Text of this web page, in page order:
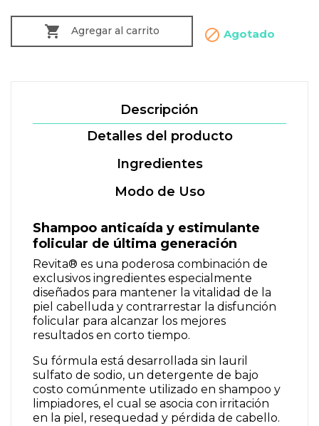
 Agregar al carrito  Agotado
Descripción
Detalles del producto
Ingredientes
Modo de Uso
Shampoo anticaída y estimulante
folicular de última generación
Revita® es una poderosa combinación de
exclusivos ingredientes especialmente
diseñados para mantener la vitalidad de la
piel cabelluda y contrarrestar la disfunción
folicular para alcanzar los mejores
resultados en corto tiempo.
Su fórmula está desarrollada sin lauril
sulfato de sodio, un detergente de bajo
costo comúnmente utilizado en shampoo y
limpiadores, el cual se asocia con irritación
en la piel, resequedad y pérdida de cabello.